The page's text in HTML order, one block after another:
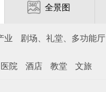
全景图
业 剧场、礼堂、多功能厅
医院 酒店 教堂 文旅